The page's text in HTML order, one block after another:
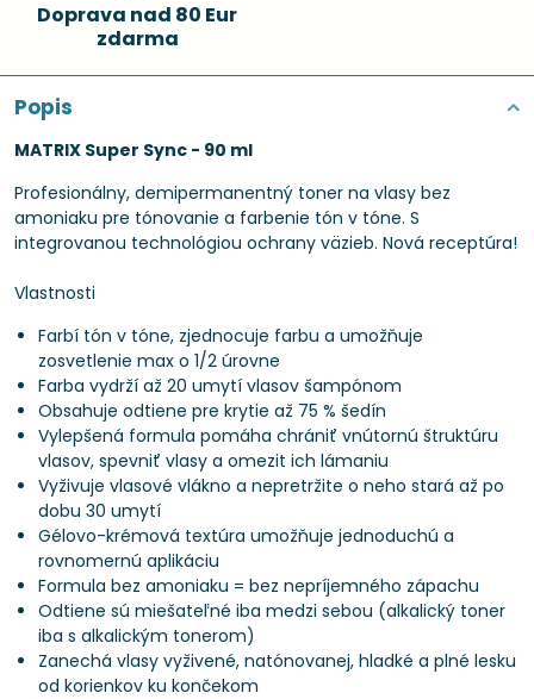
Doprava nad 80 Eur
zdarma
Popis
MATRIX Super Sync - 90 ml
Profesionálny, demipermanentný toner na vlasy bez
amoniaku pre tónovanie a farbenie tón v tóne. S
integrovanou technológiou ochrany väzieb. Nová receptúra!
Vlastnosti
Farbí tón v tóne, zjednocuje farbu a umožňuje
zosvetlenie max o 1/2 úrovne
Farba vydrží až 20 umytí vlasov šampónom
Obsahuje odtiene pre krytie až 75 % šedín
Vylepšená formula pomáha chrániť vnútornú štruktúru
vlasov, spevniť vlasy a omezit ich lámaniu
Vyživuje vlasové vlákno a nepretržite o neho stará až po
dobu 30 umytí
Gélovo-krémová textúra umožňuje jednoduchú a
rovnomernú aplikáciu
Formula bez amoniaku = bez nepríjemného zápachu
Odtiene sú miešateľné iba medzi sebou (alkalický toner
iba s alkalickým tonerom)
Zanechá vlasy vyživené, natónovanej, hladké a plné lesku
od korienkov ku končekom